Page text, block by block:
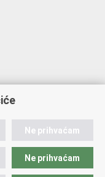
Ne prihvaćam
Ne prihvaćam